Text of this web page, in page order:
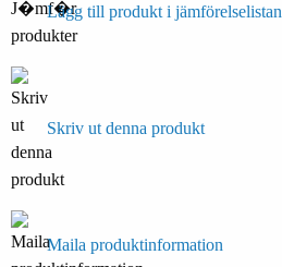
Lägg till produkt i jämförelselistan
Skriv ut denna produkt
Maila produktinformation